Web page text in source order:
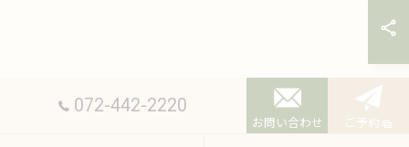
072-442-2220
お問い合わせ ご予約